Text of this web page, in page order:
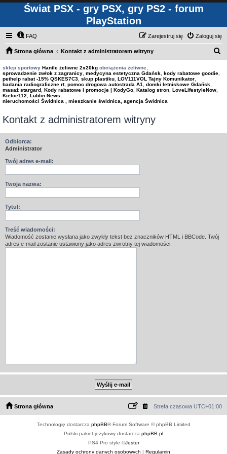
Świat PSX - gry PSX, gry PS2 - forum
PlayStation
FAQ Zaloguj się
Zarejestruj się
Strona główna Kontakt z administratorem witryny
sklep sportowy Hantle żeliwne 2x20kg obciążenia żeliwne,
sprowadzenie zwłok z zagranicy medycyna estetyczna Gdańsk kody rabatowe goodie
pethelp rabat -15% QSKES7C3 skup plastiku LOV111VOL Tajny Komunikator
badania radiograficzne rt, pomoc drogowa autostrada A1 domki letniskowe Gdańsk
masaż stargard Kody rabatowe i promocje | KodyGo Katalog stron LoveLifestyleNow
Kielce112
Lublin News
nieruchomości Świdnica , mieszkanie świdnica, agencja Świdnica
Kontakt z administratorem witryny
Odbiorca:
Administrator
Twój adres e-mail:
Twoja nazwa:
Tytuł:
Treść wiadomości:
Wiadomość zostanie wysłana jako zwykły tekst bez znaczników HTML i BBCode. Twój
adres e-mail zostanie ustawiony jako adres zwrotny tej wiadomości.
Strona główna Strefa czasowa UTC+01:00
Technologię dostarcza phpBB® Forum Software © phpBB Limited
Polski pakiet językowy dostarcza phpBB.pl
PS4 Pro style ©Jester
Zasady ochrony danych osobowych | Regulamin